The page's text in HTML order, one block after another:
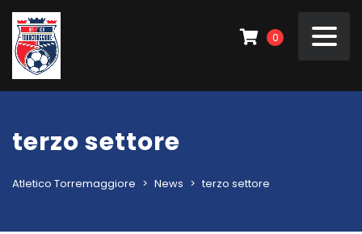
0
terzo settore
Atletico Torremaggiore > News > terzo settore